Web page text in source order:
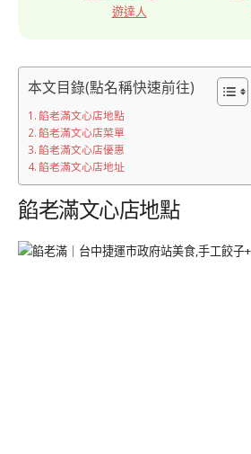
遊達人
本文目錄(點名稱快速前往)
餡老滿文心店地點
餡老滿文心店菜單
餡老滿文心店優惠
餡老滿文心店地址
餡老滿文心店地點